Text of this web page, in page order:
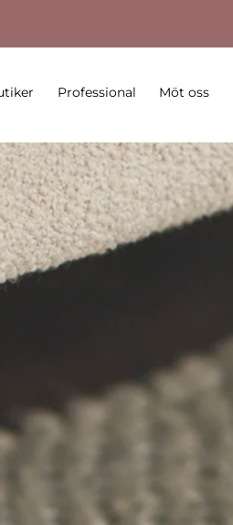
Professional Möt oss